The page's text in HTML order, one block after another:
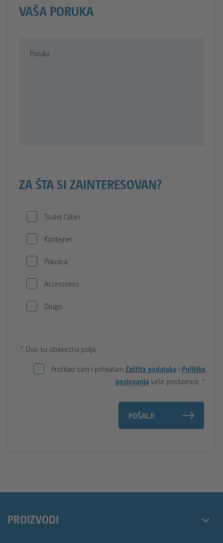
VAŠA PORUKA
Poruka
ZA ŠTA SI ZAINTERESOVAN?
Toalet Cabin
Kontejner
Prikolica
Accessoires
Drugo
* Ovo su obavezna polja.
Pročitao sam i prihvatam Zaštita podataka i Politika
poslovanja vaše prodavnice. *
POŠALJI
PROIZVODI